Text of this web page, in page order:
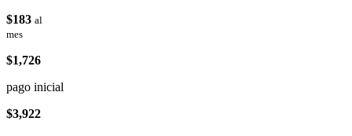
$183 al
mes
$1,726
pago inicial
$3,922